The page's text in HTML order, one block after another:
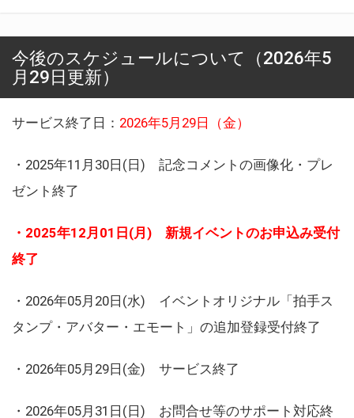
今後のスケジュールについて（2026年5
月29日更新）
サービス終了日： 2026年5月29日（金）
・2025年11月30日(日) 記念コメントの画像化・プレ
ゼント終了
・2025年12月01日(月) 新規イベントのお申込み受付
終了
・2026年05月20日(水) イベントオリジナル「拍手ス
タンプ・アバター・エモート」の追加登録受付終了
・2026年05月29日(金) サービス終了
・2026年05月31日(日) お問合せ等のサポート対応終